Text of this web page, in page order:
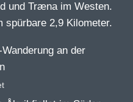
und Træna im Westen.
spürbare 2,9 Kilometer.